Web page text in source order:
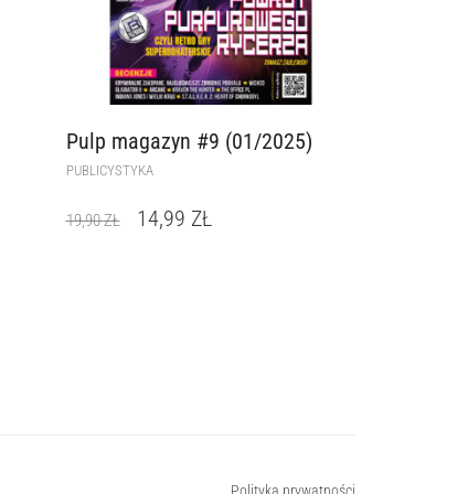
Pulp magazyn #9 (01/2025)
PUBLICYSTYKA
19,90ZŁ 14,99 ZŁ
Polityka prywatności